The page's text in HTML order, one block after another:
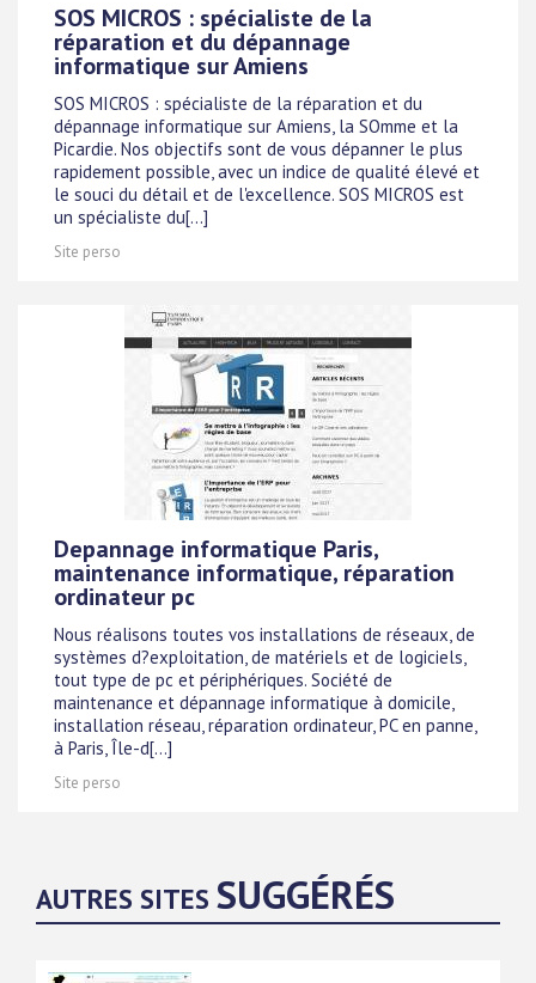
SOS MICROS : spécialiste de la
réparation et du dépannage
informatique sur Amiens
SOS MICROS : spécialiste de la réparation et du
dépannage informatique sur Amiens, la SOmme et la
Picardie. Nos objectifs sont de vous dépanner le plus
rapidement possible, avec un indice de qualité élevé et
le souci du détail et de l'excellence. SOS MICROS est
un spécialiste du[...]
Site perso
Depannage informatique Paris,
maintenance informatique, réparation
ordinateur pc
Nous réalisons toutes vos installations de réseaux, de
systèmes d?exploitation, de matériels et de logiciels,
tout type de pc et périphériques. Société de
maintenance et dépannage informatique à domicile,
installation réseau, réparation ordinateur, PC en panne,
à Paris, Île-d[...]
Site perso
AUTRES SITES SUGGÉRÉS